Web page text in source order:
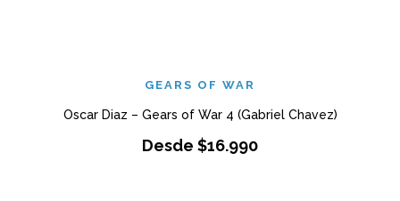
GEARS OF WAR
Oscar Diaz – Gears of War 4 (Gabriel Chavez)
Desde $16.990